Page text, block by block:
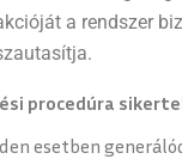
a rendszer
procedúra
esetben